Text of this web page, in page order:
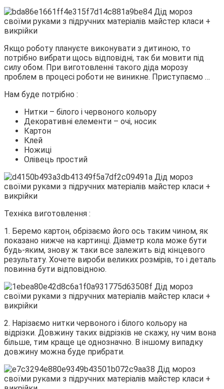
Якщо роботу плануєте виконувати з дитиною, то
потрібно вибрати щось відповідні, так би мовити під
силу обом. При виготовленні такого діда морозу
проблем в процесі роботи не виникне. Приступаємо …
Нам буде потрібно :
Нитки – білого і червоного кольору
Декоративні елементи – очі, носик
Картон
Клей
Ножиці
Олівець простий
Техніка виготовлення :
1. Беремо картон, обрізаємо його ось таким чином, як
показано нижче на картинці. Діаметр кола може бути
будь-яким, знову ж таки все залежить від кінцевого
результату. Хочете вироби великих розмірів, то і деталь
повинна бути відповідною.
2. Нарізаємо нитки червоного і білого кольору на
відрізки. Довжину таких відрізків не скажу, ну чим вона
більше, тим краще це однозначно. В іншому випадку
довжину можна буде прибрати.